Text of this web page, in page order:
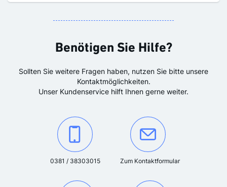
Benötigen Sie Hilfe?
Sollten Sie weitere Fragen haben, nutzen Sie bitte unsere
Kontaktmöglichkeiten.
Unser Kundenservice hilft Ihnen gerne weiter.
Kontaktieren Sie uns unter der Telefonnummer:
0381 / 38303015 Oder kontaktieren Sie uns über das
Zum Kontaktformular